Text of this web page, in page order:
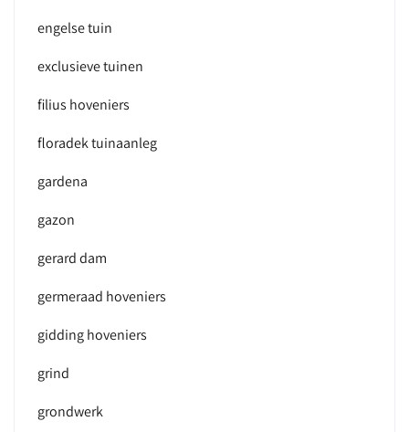
engelse tuin
exclusieve tuinen
filius hoveniers
floradek tuinaanleg
gardena
gazon
gerard dam
germeraad hoveniers
gidding hoveniers
grind
grondwerk